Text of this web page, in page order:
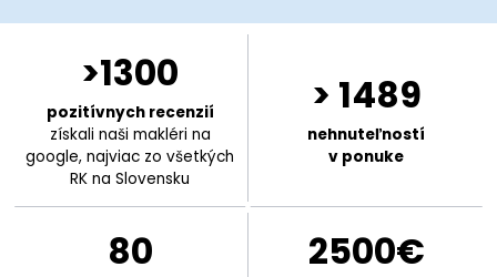
>1300
pozitívnych recenzií
získali naši makléri na
google, najviac zo všetkých
RK na Slovensku
> 1489
nehnuteľností
v ponuke
80 2500€